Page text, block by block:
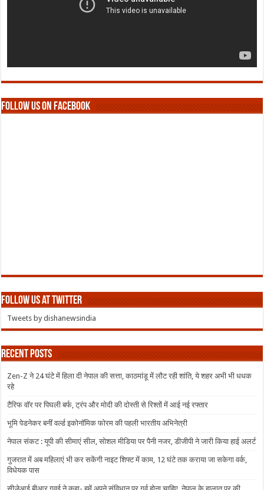
Follow us on Facebook
Follow us at Twitter
Tweets by dishanewsindia
Recent Posts
Zen-Z ने 24 घंटे में हिला दी नेपाल की सत्ता, काठमांडू में लौट रही शांति, ये शहर अभी भी धधक
रहे
टैरिफ वॉर पर पिघली बर्फ, ट्रंप और मोदी की दोस्ती से रिश्तों में आई नई रफ्तार
भूमि पेडनेकर बनीं वर्ल्ड इकोनॉमिक फोरम की पहली भारतीय अभिनेत्री
नेपाल संकट : यूपी की सीमाएं सील, सोशल मीडिया पर पैनी नजर, डीजीपी ने जारी किया हाई अलर्ट
गुजरात में अब महिलाएं भी कर सकेंगी नाइट शिफ्ट में काम, 12 घंटे तक कराया जा सकेगा वर्क,
विधेयक पास